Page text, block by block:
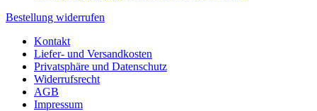
Bestellung widerrufen
Kontakt
Liefer- und Versandkosten
Privatsphäre und Datenschutz
Widerrufsrecht
AGB
Impressum